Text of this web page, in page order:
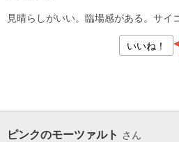
見晴らしがいい。臨場感がある。サ
いいね！
ピンクのモーツァルト さん